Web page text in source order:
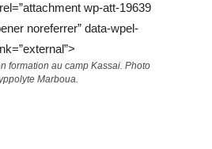
wp-att-19639
noreferrer” data-wpel-
formation au camp Kassai. Photo
Marboua.